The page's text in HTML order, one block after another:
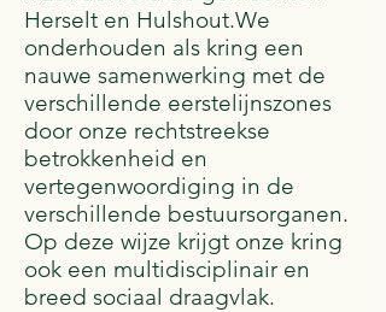
Herselt en Hulshout.We
onderhouden als kring een
nauwe samenwerking met de
verschillende eerstelijnszones
door onze rechtstreekse
betrokkenheid en
vertegenwoordiging in de
verschillende bestuursorganen.
Op deze wijze krijgt onze kring
ook een multidisciplinair en
breed sociaal draagvlak.